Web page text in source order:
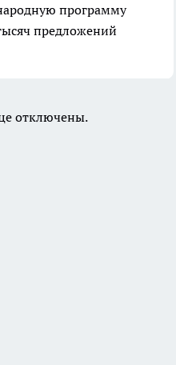
программу
предложений
отключены.